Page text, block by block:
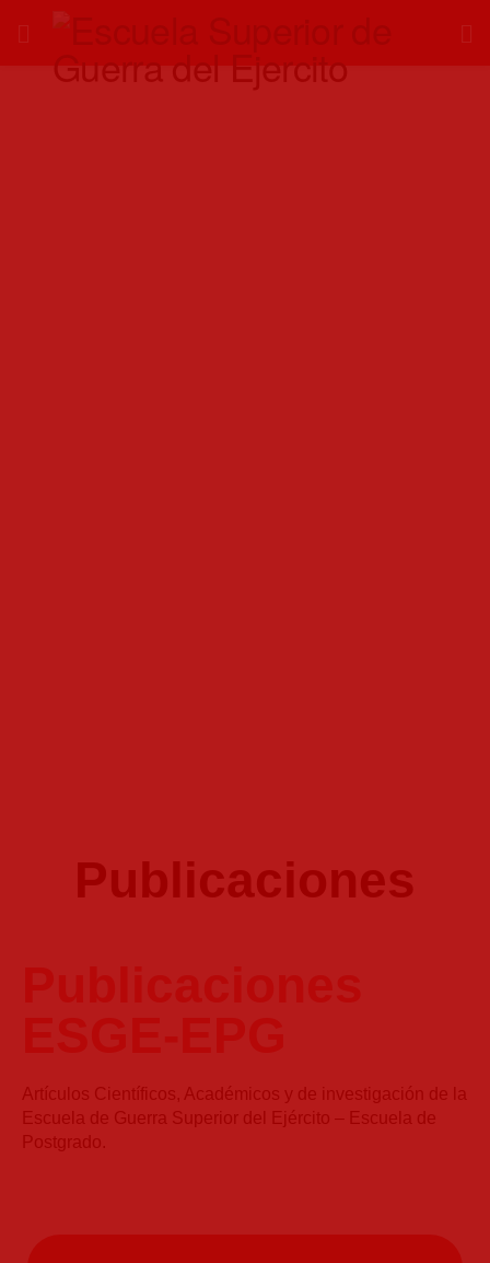
Publicaciones
Artículos Científicos, Académicos y de investigación de la
Escuela de Guerra Superior del Ejército – Escuela de
Postgrado.